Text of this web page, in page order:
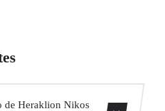
de Heraklion Nikos